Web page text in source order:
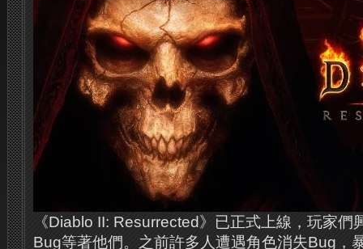
《Diablo II: Resurrected》已正式上線，玩家們
Bug等著他們。之前許多人遭遇角色消失Bug，